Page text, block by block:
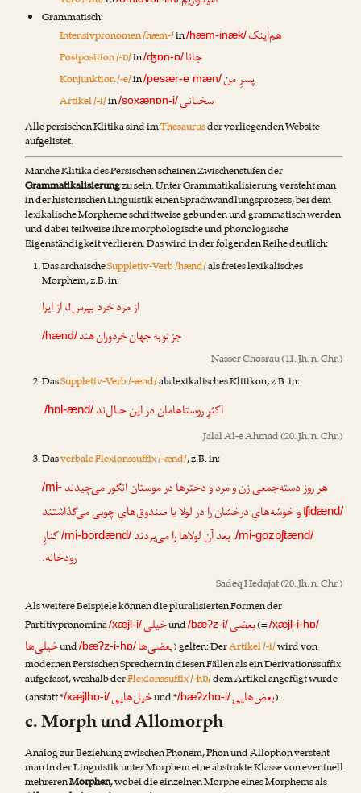
Grammatisch:
Intensivpronomen /hæm-/in/hæm-inæk/هم‌اینک
Postposition /-ɒ/in/ʤɒn-ɒ/جانا
Konjunktion /-e/in/pesær-e mæn/پسرِ من
Artikel /-i/in/soxænɒn-i/سخنانی
Alle persischen Klitika sind imThesaurusder vorliegenden Website
aufgelistet.
Manche Klitika des Persischen scheinen Zwischenstufen der
Grammatikalisierungzu sein. Unter Grammatikalisierung versteht man
in der historischen Linguistik einen Sprachwandlungsprozess, bei dem
lexikalische Morpheme schrittweise gebunden und grammatisch werden
und dabei teilweise ihre morphologische und phonologische
Eigenständigkeit verlieren. Das wird in der folgenden Reihe deutlich:
Das archaischeSuppletiv-Verb /hænd/als freies lexikalisches
Morphem, z.B. in:
از مرد خرد بپرس!، از ایرا
جز تو به جهان خردوران هند/hænd/
Nasser Chosrau(11. Jh. n. Chr.)
DasSuppletiv-Verb /-ænd/als lexikalisches Klitikon, z.B. in:
اکثرِ روستاهامان در این حـال‌ند/hɒl-ænd/
.
Jalal Al-e Ahmad(20. Jh. n. Chr.)
Dasverbale Flexionssuffix /-ænd/, z.B. in:
هر روز دسته‌جمعی زن و مرد و دخترها در موستان انگور می‌چیدند /mi-
ʧidænd/و خوشه‌هایِ درخشان را در لولا یا صندوق‌هایِ چوبی می‌گذاشتند
/mi-gozɒʃtænd/. بعد آن لولاها را می‌بردند/mi-bordænd/کنارِ
رودخانه.
Sadeq Hedajat(20. Jh. n. Chr.)
Als weitere Beispiele können die pluralisierten Formen der
Partitivpronomina/xæjl-i/خیلیund/bæʔz-i/بعضی(=/xæjl-i-hɒ/
خیلی‌هاund/bæʔz-i-hɒ/ بعضی‌ها) gelten: DerArtikel /-i/wird von
modernen Persischen Sprechern in diesen Fällen als ein Derivationssuffix
aufgefasst, weshalb derFlexionssuffix /-hɒ/dem Artikel angefügt wurde
(anstatt */xæjlhɒ-i/خیل‌هاییund */bæʔzhɒ-i/بعض‌هایی).
c. Morph und Allomorph
Analog zur Beziehung zwischen Phonem, Phon und Allophon versteht
man in der Linguistik unter Morphem eine abstrakte Klasse von eventuell
mehrerenMorphen, wobei die einzelnen Morphe eines Morphems als